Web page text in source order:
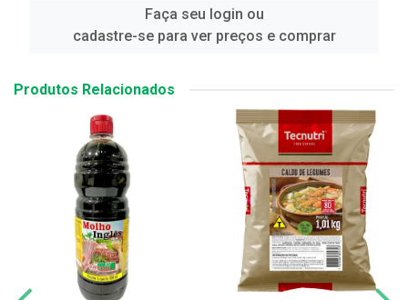
Faça seu login ou
cadastre-se para ver preços e comprar
Produtos Relacionados